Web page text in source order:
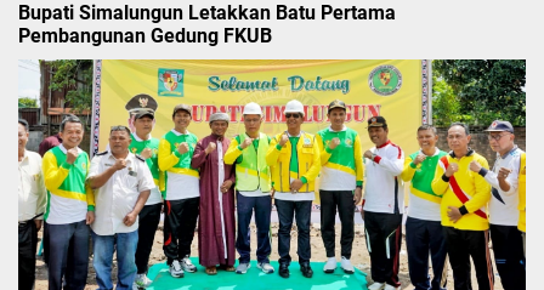
Bupati Simalungun Letakkan Batu Pertama
Pembangunan Gedung FKUB